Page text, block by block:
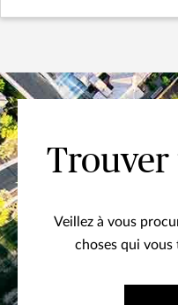
Veillez à vous
choses qui